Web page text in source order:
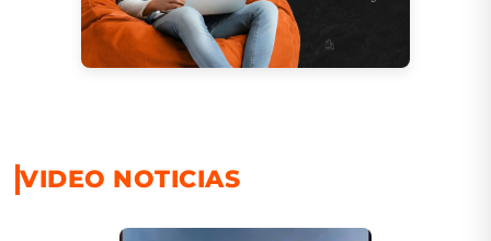
VIDEO NOTICIAS